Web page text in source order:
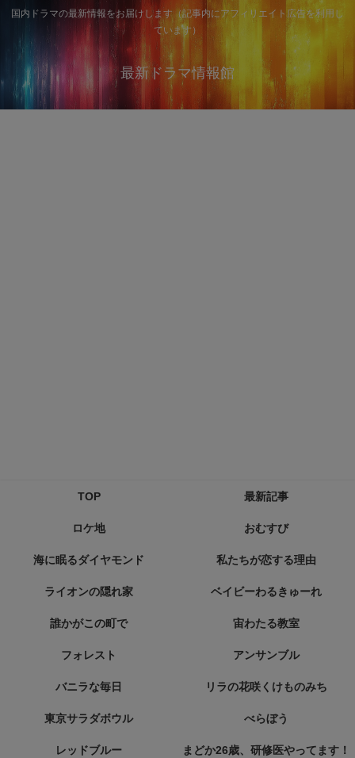
国内ドラマの最新情報をお届けします（記事内にアフィリエイト広告を利用し
ています）
最新ドラマ情報館
TOP 最新記事
ロケ地 おむすび
海に眠るダイヤモンド 私たちが恋する理由
ライオンの隠れ家 ベイビーわるきゅーれ
誰かがこの町で 宙わたる教室
フォレスト アンサンブル
バニラな毎日 リラの花咲くけものみち
東京サラダボウル べらぼう
レッドブルー まどか26歳、研修医やってます！